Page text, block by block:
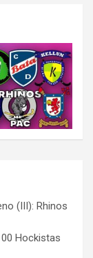
(III): Rhinos
Hockistas